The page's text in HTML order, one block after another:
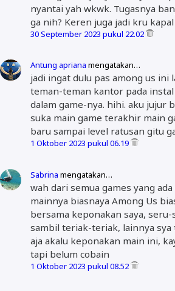
nyantai yah wkwk. Tugasnya
ga nih? Keren juga jadi kru
30 September 2023 pukul 22.02
Antung apriana mengatakan…
jadi ingat dulu pas among us ini
teman-teman kantor pada
dalam game-nya. hihi. aku jujur
suka main game terakhir main
baru sampai level ratusan gitu
1 Oktober 2023 pukul 06.19
Sabrina mengatakan…
wah dari semua games yang
mainnya biasnaya Among Us
bersama keponakan saya,
sambil teriak-teriak, lainnya
aja akalu keponakan main ini,
tapi belum cobain
1 Oktober 2023 pukul 08.52